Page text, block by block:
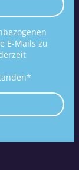
E-Mails zu